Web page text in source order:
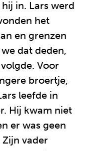
in. Lars werd
het
en grenzen
dat deden,
Voor
broertje,
leefde in
Hij kwam niet
er was geen
vader